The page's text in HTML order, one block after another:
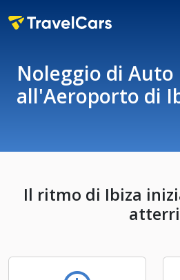
Noleggio di Auto
all'Aeroporto di
Il ritmo di Ibiza
atterri